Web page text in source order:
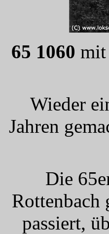
65 1060 mit
Wieder
Jahren
Die
Rottenbach
passiert,